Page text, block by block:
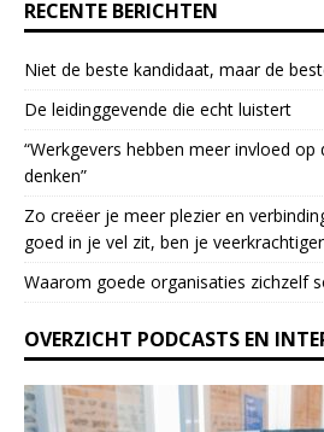
.
l
e
a
s
e
l
a
v
t
h
i
s
RECENTE BERICHTEN
Niet de beste kandidaat, maar de
De leidinggevende die echt luistert
“Werkgevers hebben meer invloed
denken”
Zo creëer je meer plezier en
goed in je vel zit, ben je
Waarom goede organisaties zichzelf
OVERZICHT PODCASTS EN